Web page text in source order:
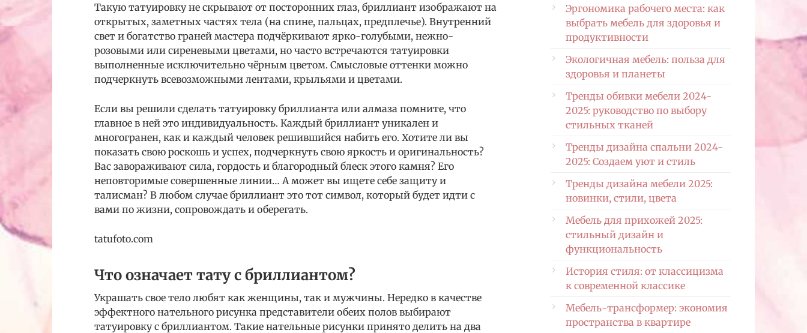
Такую татуировку не скрывают от посторонних глаз, бриллиант изображают на
открытых, заметных частях тела (на спине, пальцах, предплечье). Внутренний
свет и богатство граней мастера подчёркивают ярко-голубыми, нежно-
розовыми или сиреневыми цветами, но часто встречаются татуировки
выполненные исключительно чёрным цветом. Смысловые оттенки можно
подчеркнуть всевозможными лентами, крыльями и цветами.
Если вы решили сделать татуировку бриллианта или алмаза помните, что
главное в ней это индивидуальность. Каждый бриллиант уникален и
многогранен, как и каждый человек решившийся набить его. Хотите ли вы
показать свою роскошь и успех, подчеркнуть свою яркость и оригинальность?
Вас завораживают сила, гордость и благородный блеск этого камня? Его
неповторимые совершенные линии… А может вы ищете себе защиту и
талисман? В любом случае бриллиант это тот символ, который будет идти с
вами по жизни, сопровождать и оберегать.
tatufoto.com
Что означает тату с бриллиантом?
Украшать свое тело любят как женщины, так и мужчины. Нередко в качестве
эффектного нательного рисунка представители обеих полов выбирают
татуировку с бриллиантом. Такие нательные рисунки принято делить на два
Эргономика рабочего места: как
выбрать мебель для здоровья и
продуктивности
Экологичная мебель: польза для
здоровья и планеты
Тренды обивки мебели 2024-
2025: руководство по выбору
стильных тканей
Тренды дизайна спальни 2024-
2025: Создаем уют и стиль
Тренды дизайна мебели 2025:
новинки, стили, цвета
Мебель для прихожей 2025:
стильный дизайн и
функциональность
История стиля: от классицизма
к современной классике
Мебель-трансформер: экономия
пространства в квартире